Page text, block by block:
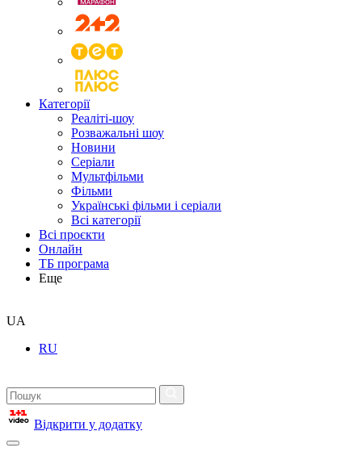
Категорії
Реаліті-шоу
Розважальні шоу
Новини
Серіали
Мультфільми
Фільми
Українські фільми і серіали
Всі категорії
Всі проєкти
Онлайн
ТБ програма
Еще
UA
RU
Відкрити у додатку